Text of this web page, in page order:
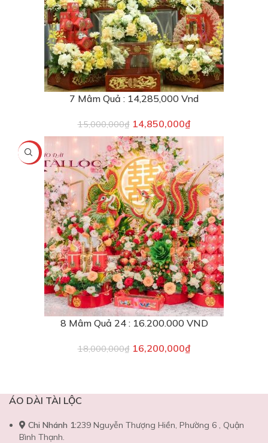
7 Mâm Quả : 14,285,000 Vnd
15,000,000₫ 14,850,000₫
-10%
8 Mâm Quả 24 : 16.200.000 VND
18,000,000₫ 16,200,000₫
ÁO DÀI TÀI LỘC
Chi Nhánh 1:239 Nguyễn Thượng Hiền, Phường 6 , Quận
Bình Thạnh.